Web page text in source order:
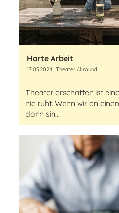
Harte Arbeit
17.05.2024 , Theater Allround
Theater erschaffen ist
nie ruht. Wenn wir an
dann sin...